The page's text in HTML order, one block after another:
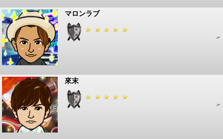
マロンラブ
來末